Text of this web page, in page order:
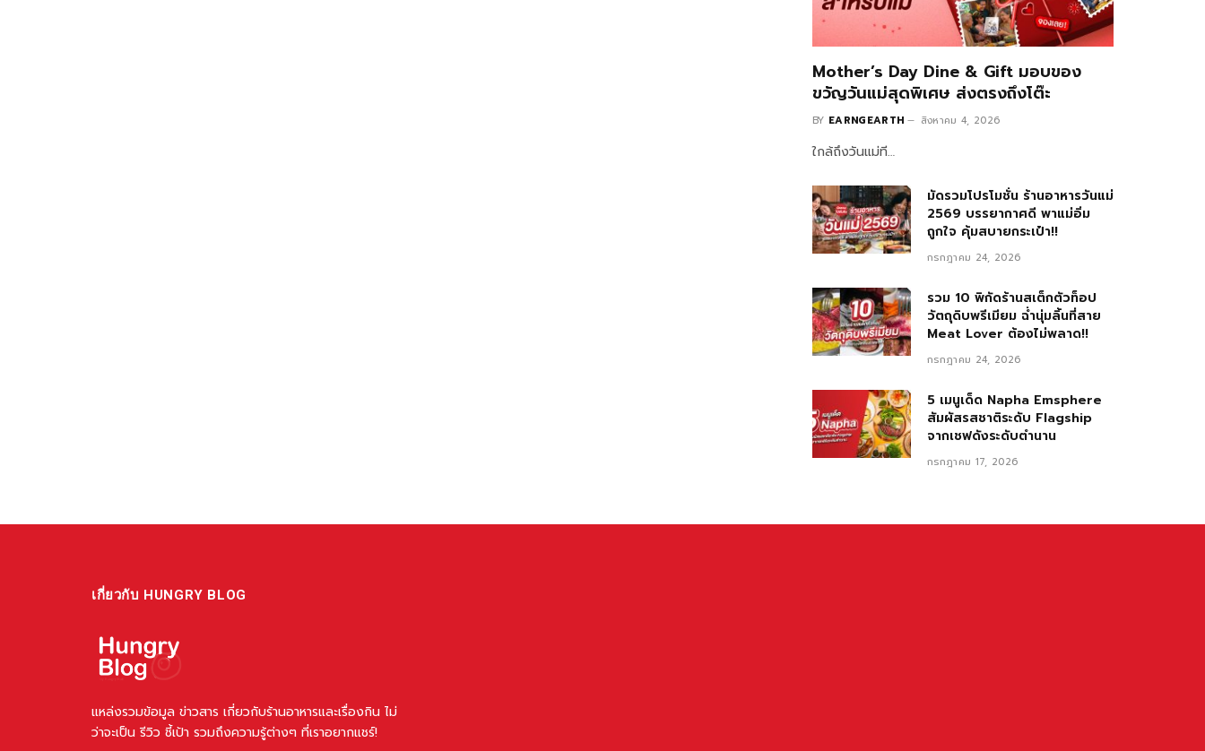
Mother’s Day Dine & Gift มอบของ
ขวัญวันแม่สุดพิเศษ ส่งตรงถึงโต๊ะ
BY EARNGEARTH สิงหาคม 4, 2026
ใกล้ถึงวันแม่ที…
มัดรวมโปรโมชั่น ร้านอาหารวันแม่
2569 บรรยากาศดี พาแม่อิ่ม
ถูกใจ คุ้มสบายกระเป๋า!!
กรกฎาคม 24, 2026
รวม 10 พิกัดร้านสเต็กตัวท็อป
วัตถุดิบพรีเมียม ฉ่ำนุ่มลิ้นที่สาย
Meat Lover ต้องไม่พลาด!!
กรกฎาคม 24, 2026
5 เมนูเด็ด Napha Emsphere
สัมผัสรสชาติระดับ Flagship
จากเชฟดังระดับตำนาน
กรกฎาคม 17, 2026
เกี่ยวกับ HUNGRY BLOG
แหล่งรวมข้อมูล ข่าวสาร เกี่ยวกับร้านอาหารและเรื่องกิน ไม่
ว่าจะเป็น รีวิว ชี้เป้า รวมถึงความรู้ต่างๆ ที่เราอยากแชร์!